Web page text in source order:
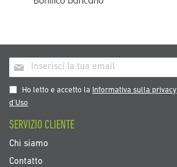
Iscriviti
alla
nostra
Newsletter:
Ho letto e accetto la Informativa sulla privacy
d’Uso
SERVIZIO CLIENTE
Chi siamo
Contatto